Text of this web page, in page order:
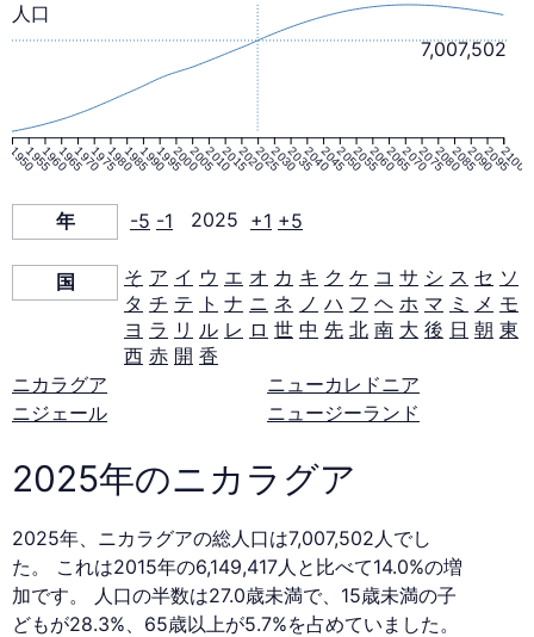
ミ
ッ
ド
2025
年
1950195519601965197019751980198519901995200020052010201520202025203020352040204520502055206020652070207520802085209020952100
7,007,502
人口
年 -5 -1 2025 +1 +5
国 そ ア イ ウ エ オ カ キ ク ケ コ サ シ ス セ ソ
タ チ テ ト ナ ニ ネ ノ ハ フ ヘ ホ マ ミ メ モ
ヨ ラ リ ル レ ロ 世 中 先 北 南 大 後 日 朝 東
西 赤 開 香
ニカラグア
ニジェール
ニューカレドニア
ニュージーランド
2025年のニカラグア
2025年、ニカラグアの総人口は7,007,502人でし
た。 これは2015年の6,149,417人と比べて14.0%の増
加です。 人口の半数は27.0歳未満で、15歳未満の子
どもが28.3%、65歳以上が5.7%を占めていました。